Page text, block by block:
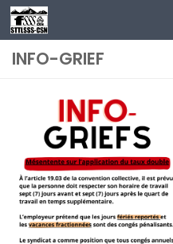
Au dessous du contenu
INFO-GRIEF